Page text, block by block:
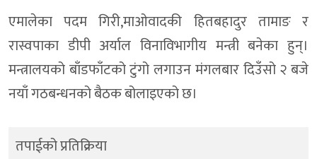
एमालेका पदम गिरी,माओवादकी हितबहादुर तामाङ र
रास्वपाका डीपी अर्याल विनाविभागीय मन्त्री बनेका हुन्।
मन्त्रालयको बाँडफाँटको टुंगो लगाउन मंगलबार दिउँसो २ बजे
नयाँ गठबन्धनको बैठक बोलाइएको छ।
तपाईको प्रतिक्रिया